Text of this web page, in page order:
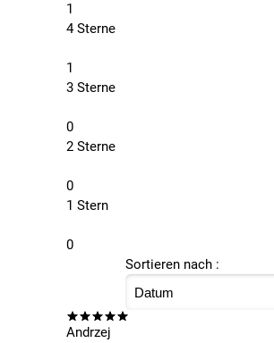
1
4 Sterne
1
3 Sterne
0
2 Sterne
0
1 Stern
0
Sortieren nach :
Andrzej